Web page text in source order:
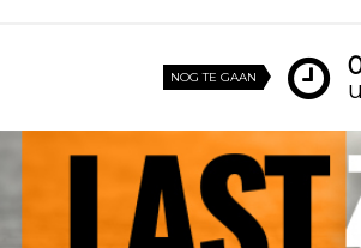
NOG TE GAAN